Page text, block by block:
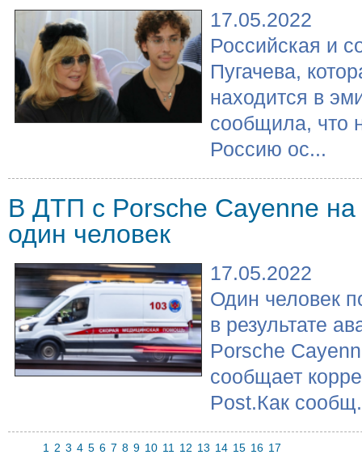
17.05.2022
Российская и
Пугачева,
находится в
сообщила, что
Россию ос...
В ДТП с Porsche Cayenne
один человек
17.05.2022
Один человек
в результате
Porsche
сообщает
Post.Как
1 2 3 4 5 6 7 8 9 10 11 12 13 14 15 16 17